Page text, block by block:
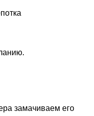
замачиваем его